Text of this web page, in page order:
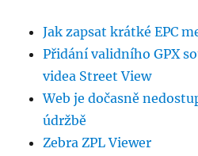
Jak zapsat krátké EPC
Přidání validního GPX
videa Street View
Web je dočasně
údržbě
Zebra ZPL Viewer